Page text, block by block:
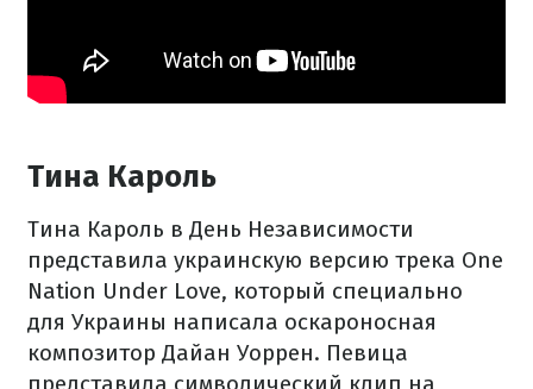
Тина Кароль
Тина Кароль в День Независимости
представила украинскую версию трека One
Nation Under Love, который специально
для Украины написала оскароносная
композитор Дайан Уоррен. Певица